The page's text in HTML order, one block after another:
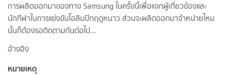
การผลิตออกมาของทาง Samsung ในครั้งนี้เพื่อแจกผู้เกี่ยวข้องและ
นักกีฬาในการแข่งขันโอลิมปิกฤดูหนาว ส่วนจะผลิตออกมาจำหน่ายไหม
นั้นก็ต้องรอติดตามกันต่อไป…
อ้างอิง
หมายเหตุ